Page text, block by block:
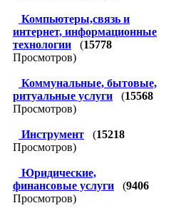
Компьютеры,связь и
интернет, информационные
технологии
(15778
Просмотров)
Коммунальные, бытовые,
ритуальные услуги
(15568
Просмотров)
Инструмент (15218
Просмотров)
Юридические,
финансовые услуги
(9406
Просмотров)